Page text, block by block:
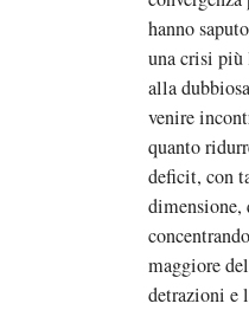
hanno
una crisi più
alla
venire
quanto
deficit, con
dimensione,
maggiore
detrazioni e